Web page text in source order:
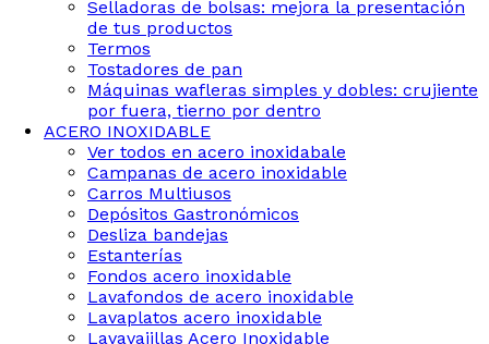
Selladoras de bolsas: mejora la presentación
de tus productos
Termos
Tostadores de pan
Máquinas wafleras simples y dobles: crujiente
por fuera, tierno por dentro
ACERO INOXIDABLE
Ver todos en acero inoxidabale
Campanas de acero inoxidable
Carros Multiusos
Depósitos Gastronómicos
Desliza bandejas
Estanterías
Fondos acero inoxidable
Lavafondos de acero inoxidable
Lavaplatos acero inoxidable
Lavavajillas Acero Inoxidable